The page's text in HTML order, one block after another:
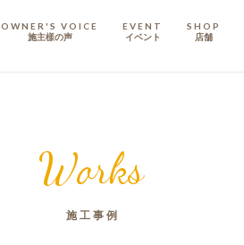
OWNER'S VOICE
施主樣の声
EVENT
イベント
SHOP
店舗
Works
施工事例